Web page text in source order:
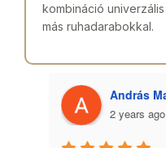
kombináció
más ruhadarabokkal.
András
2 years ago